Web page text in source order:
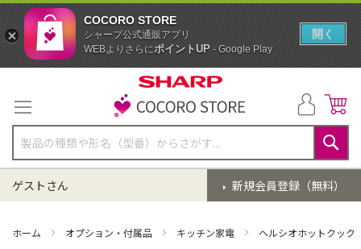
テ
ン
ツ
に
ス
キ
ッ
検
索
新規会員登録（無料）
ゲストさん
ホーム オプション・付属品 キッチン家電 ヘルシオホットクッ
COCORO STORE
シャープ公式通販アプリ
WEBよりさらにポイントUP- Google Play
開く